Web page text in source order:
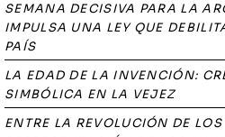
SEMANA DECISIVA PARA LA
IMPULSA UNA LEY QUE
PAÍS
LA EDAD DE LA INVENCIÓN:
SIMBÓLICA EN LA VEJEZ
ENTRE LA REVOLUCIÓN DE